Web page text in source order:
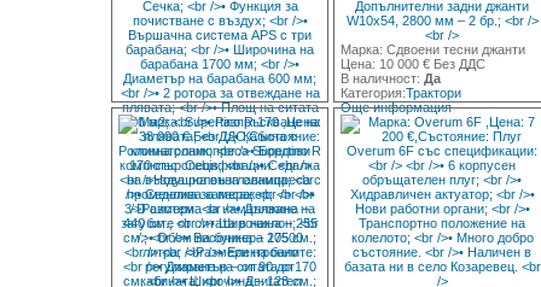
Марка: Сдвоени тесни джанти
Цена: 10 000 € Без ДДС
В наличност:Да
Категория:Трактори
Още информация